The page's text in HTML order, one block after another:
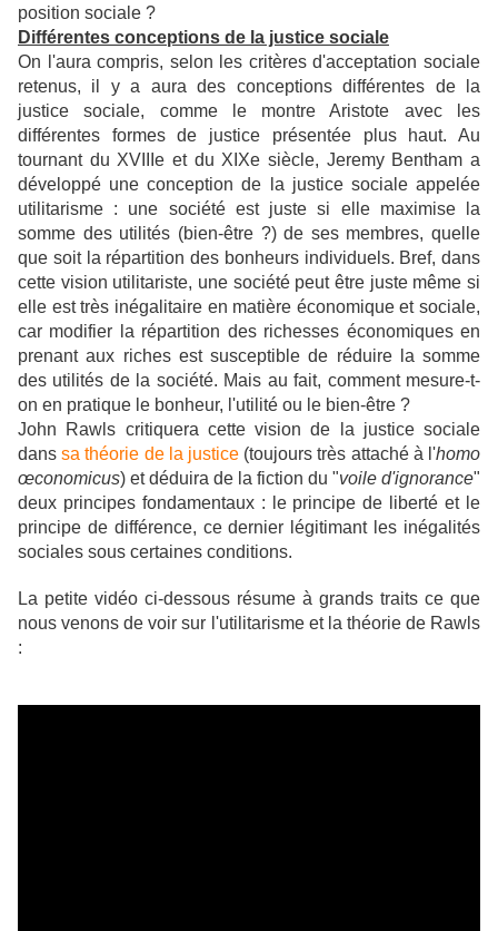
position sociale ?
Différentes conceptions de la justice sociale
On l'aura compris, selon les critères d'acceptation sociale
retenus, il y a aura des conceptions différentes de la
justice sociale, comme le montre Aristote avec les
différentes formes de justice présentée plus haut. Au
tournant du XVIIIe et du XIXe siècle, Jeremy Bentham a
développé une conception de la justice sociale appelée
utilitarisme : une société est juste si elle maximise la
somme des utilités (bien-être ?) de ses membres, quelle
que soit la répartition des bonheurs individuels. Bref, dans
cette vision utilitariste, une société peut être juste même si
elle est très inégalitaire en matière économique et sociale,
car modifier la répartition des richesses économiques en
prenant aux riches est susceptible de réduire la somme
des utilités de la société. Mais au fait, comment mesure-t-
on en pratique le bonheur, l'utilité ou le bien-être ?
John Rawls critiquera cette vision de la justice sociale
danssa théorie de la justice (toujours très attaché à l'homo
œconomicus) et déduira de la fiction du "voile d'ignorance"
deux principes fondamentaux : le principe de liberté et le
principe de différence, ce dernier légitimant les inégalités
sociales sous certaines conditions.
La petite vidéo ci-dessous résume à grands traits ce que
nous venons de voir sur l'utilitarisme et la théorie de Rawls
: